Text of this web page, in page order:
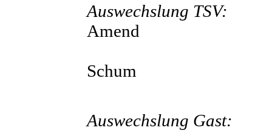
Auswechslung TSV:
Amend
Schum
Auswechslung Gast: